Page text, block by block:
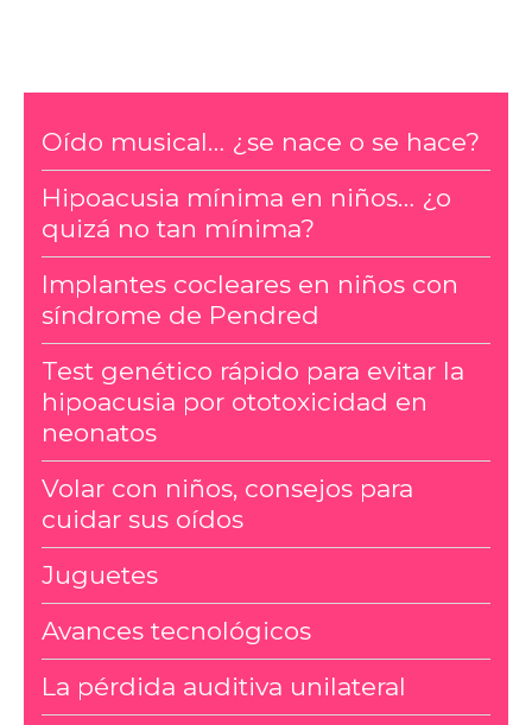
Oído musical… ¿se nace o se hace?
Hipoacusia mínima en niños… ¿o
quizá no tan mínima?
Implantes cocleares en niños con
síndrome de Pendred
Test genético rápido para evitar la
hipoacusia por ototoxicidad en
neonatos
Volar con niños, consejos para
cuidar sus oídos
Juguetes
Avances tecnológicos
La pérdida auditiva unilateral